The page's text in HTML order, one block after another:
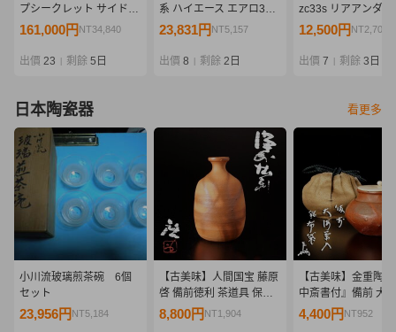
プシークレット サイドデ
ィフューザー サイドステ
TOPSECRET GT-R
161,000円 NT34,840
出價 23 剩餘 5日
系 ハイエース エアロ3点
セット フロントスポイラ
パー 売り切り
23,831円 NT5,157
出價 8 剩餘 2日
zc33s リアアンダー
ニッシュ 純正オプ
12,500円 NT2,705
出價 7 剩餘 3日
日本陶瓷器 看更多
小川流玻璃煎茶碗 6個
セット
23,956円 NT5,184
【古美味】人間国宝 藤原
啓 備前徳利 茶道具 保証
品 d0UX
8,800円 NT1,904
【古美味】金重陶
中斎書付』備前 大
銘:布袋 茶道具 保証
4,400円 NT952